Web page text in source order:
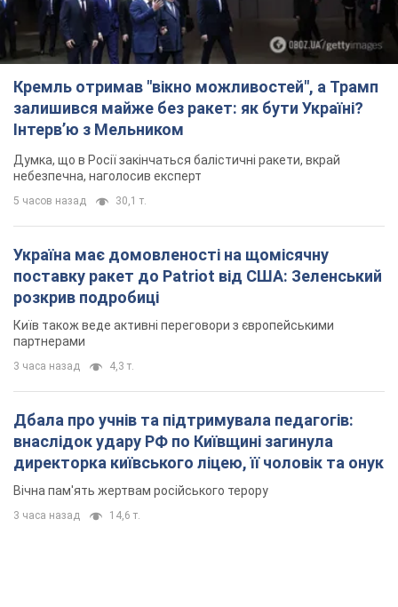
Кремль отримав "вікно можливостей", а Трамп
залишився майже без ракет: як бути Україні?
Інтерв’ю з Мельником
Думка, що в Росії закінчаться балістичні ракети, вкрай
небезпечна, наголосив експерт
5 часов назад 30,1 т.
Україна має домовленості на щомісячну
поставку ракет до Patriot від США: Зеленський
розкрив подробиці
Київ також веде активні переговори з європейськими
партнерами
3 часа назад 4,3 т.
Дбала про учнів та підтримувала педагогів:
внаслідок удару РФ по Київщині загинула
директорка київського ліцею, її чоловік та онук
Вічна пам'ять жертвам російського терору
3 часа назад 14,6 т.